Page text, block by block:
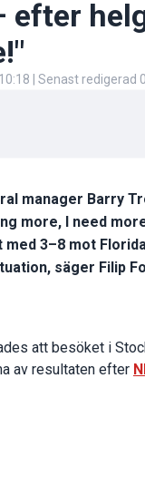
| Senast redigerad
manager Barry
more, I need
3–8 mot
säger Filip
att besöket i
av resultaten efter